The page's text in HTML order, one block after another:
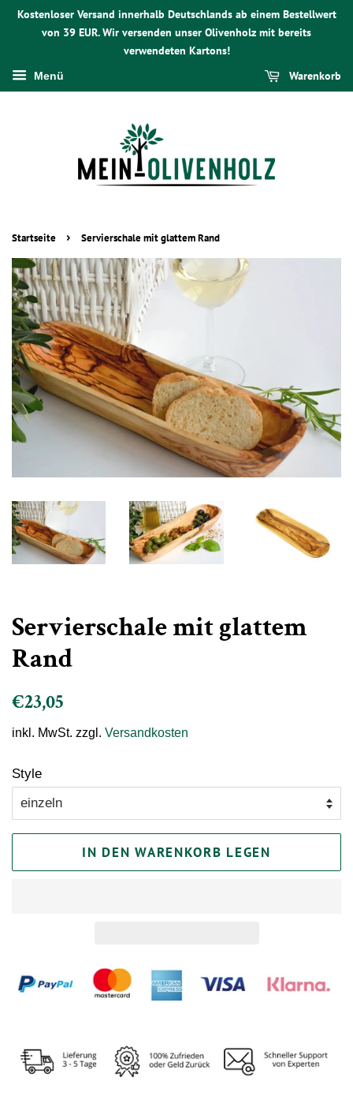
Kostenloser Versand innerhalb Deutschlands ab einem Bestellwert
von 39 EUR. Wir versenden unser Olivenholz mit bereits
verwendeten Kartons!
Menü Warenkorb
Startseite › Servierschale mit glattem Rand
Servierschale mit glattem
Rand
Normaler
€23,05
inkl. MwSt. zzgl. Versandkosten
Style
IN DEN WARENKORB LEGEN